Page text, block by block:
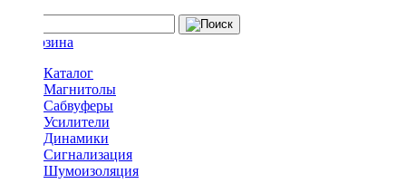
Каталог
Магнитолы
Сабвуферы
Усилители
Динамики
Сигнализация
Шумоизоляция